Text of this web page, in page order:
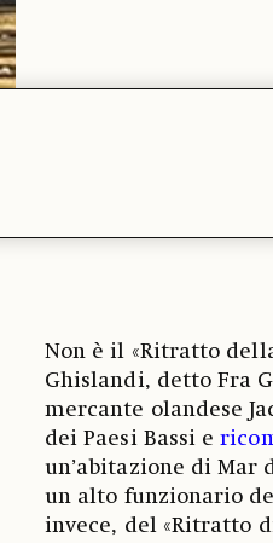
Non è il «Ritratto
Ghislandi, detto Fra
mercante olandese
dei Paesi Bassi e
un’abitazione di
un alto funzionario
invece, del «Ritratto